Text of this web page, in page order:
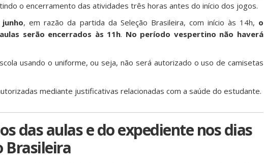
o encerramento das atividades três horas antes do início dos jogos.
, em razão da partida da Seleção Brasileira, com início às 14h, o
serão encerrados às 11h. No período vespertino não haverá
usando o uniforme, ou seja, não será autorizado o uso de camisetas
mediante justificativas relacionadas com a saúde do estudante.
das aulas e do expediente nos dias
Brasileira